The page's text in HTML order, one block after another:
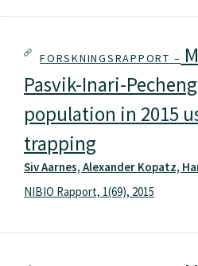
FORSKNINGSRAPPORT –
Pasvik-Inari-
population in 2015
trapping
Siv Aarnes, Alexander Kopatz,
NIBIO Rapport, 1(69), 2015